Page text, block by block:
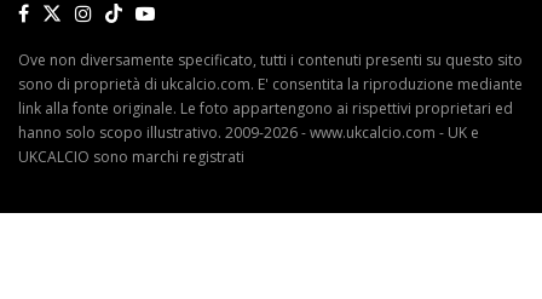
Ove non diversamente specificato, tutti i contenuti presenti su questo sito
sono di proprietà di ukcalcio.com. E' consentita la riproduzione mediante
link alla fonte originale. Le foto appartengono ai rispettivi proprietari ed
hanno solo scopo illustrativo. 2009-2026 - www.ukcalcio.com - UK e
UKCALCIO sono marchi registrati